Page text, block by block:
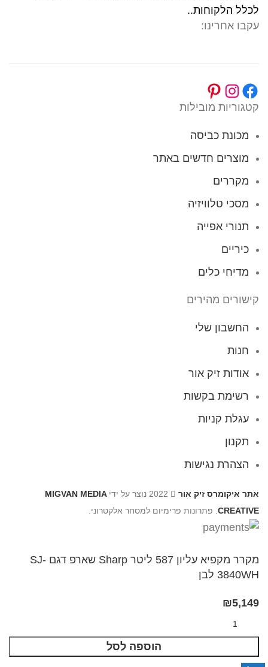
לכלל הלקוחות..
עקבו אחרינו:
קטגוריות מובילות
מכונת כביסה
מוצרים חדשים באתר
מקררים
מסכי טלוויזיה
תנורי אפייה
כיריים
מדיחי כלים
קישורים מהירים
החשבון שלי
חנות
אודות זיק אור
רשימת בקשות
עגלת קניות
תקנון
הצהרת נגישות
אתר איקומרס זיק אור
MIGVAN MEDIA
CREATIVE . פתרונות פרימיום למסחר אלקטרוני.
מקרר מקפיא עליון 587 ליטר Sharp שארפ דגם SJ-
3840WH לבן
₪5,149
הוספה לסל